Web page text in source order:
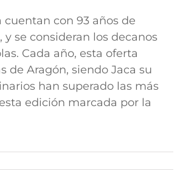
cuentan con 93 años de
se consideran los decanos
Cada año, esta oferta
de Aragón, siendo Jaca su
han superado las más
edición marcada por la